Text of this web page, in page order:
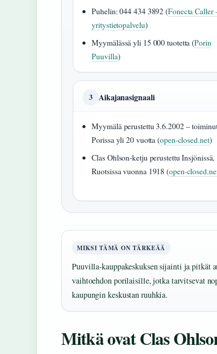
Puhelin: 044 434 3892 (Fonecta Caller
yritystietopalvelu)
Myymälässä yli 15 000 tuotetta (Porin
Puuvilla)
3 Aikajanasignaali
Myymälä perustettu 3.6.2002 –
Porissa yli 20 vuotta (open-closed.net)
Clas Ohlson-ketju perustettu Insjönissä,
Ruotsissa vuonna 1918 (open-
MIKSI TÄMÄ ON TÄRKEÄÄ
Puuvilla-kauppakeskuksen sijainti ja pitkät
vaihtoehdon porilaisille, jotka tarvitsevat
kaupungin keskustan ruuhkia.
Mitkä ovat Clas